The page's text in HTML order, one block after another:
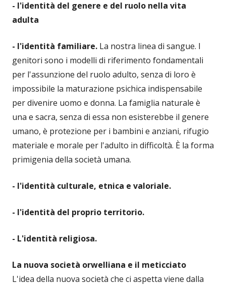
- l'identità del genere e del ruolo nella vita
adulta
- l'identità familiare. La nostra linea di sangue. I
genitori sono i modelli di riferimento fondamentali
per l'assunzione del ruolo adulto, senza di loro è
impossibile la maturazione psichica indispensabile
per divenire uomo e donna. La famiglia naturale è
una e sacra, senza di essa non esisterebbe il genere
umano, è protezione per i bambini e anziani, rifugio
materiale e morale per l'adulto in difficoltà. È la forma
primigenia della società umana.
- l'identità culturale, etnica e valoriale.
- l'identità del proprio territorio.
- L'identità religiosa.
La nuova società orwelliana e il meticciato
L'idea della nuova società che ci aspetta viene dalla